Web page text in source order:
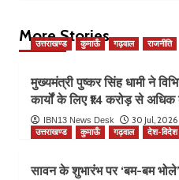
More Stories
उत्तराखण्ड कुमाऊँ गढ़वाल राजनीति
मुख्यमंत्री पुष्कर सिंह धामी ने
कार्यों के लिए ₹14 करोड़ से अधिक
IBN13 News Desk 30 Jul, 2026
उत्तराखण्ड कुमाऊँ गढ़वाल देश-विदेश
सावन के शुभारंभ पर ‘बम-बम